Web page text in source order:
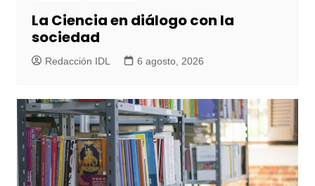
La Ciencia en diálogo con la
sociedad
Redacción IDL 6 agosto, 2026